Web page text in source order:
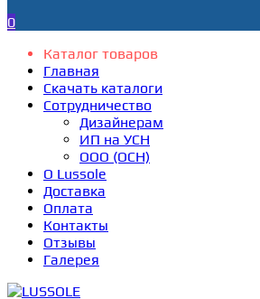
0
Каталог товаров
Главная
Скачать каталоги
Сотрудничество
Дизайнерам
ИП на УСН
ООО (ОСН)
О Lussole
Доставка
Оплата
Контакты
Отзывы
Галерея